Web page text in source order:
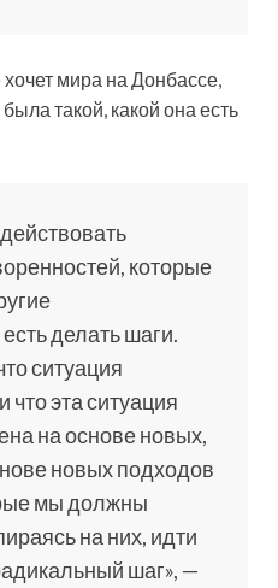
мира на Донбассе,
такой, какой она есть
которые
делать шаги.
ситуация
что эта ситуация
на основе новых,
новых подходов
мы должны
на них, идти
шаг», —